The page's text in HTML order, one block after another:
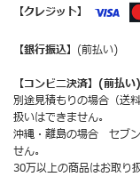
【クレジット】
【銀行振込】 (前払い)
【コンビニ決済】(前払い)
別途見積もりの場合（送
扱いはできません。
沖縄・離島の場合 セブ
せん。
30万以上の商品はお取り